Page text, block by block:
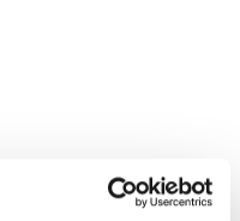
- E´lifexir Dermo